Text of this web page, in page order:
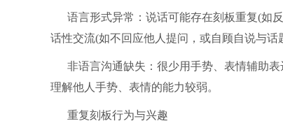
语言形式异常：说话可能存在刻板重复(如
话性交流(如不回应他人提问，或自顾自说与话
非语言沟通缺失：很少用手势、表情辅助
理解他人手势、表情的能力较弱。
重复刻板行为与兴趣